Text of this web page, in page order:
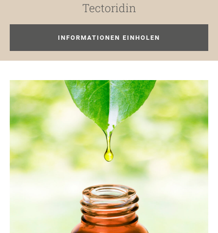
Tectoridin
INFORMATIONEN EINHOLEN